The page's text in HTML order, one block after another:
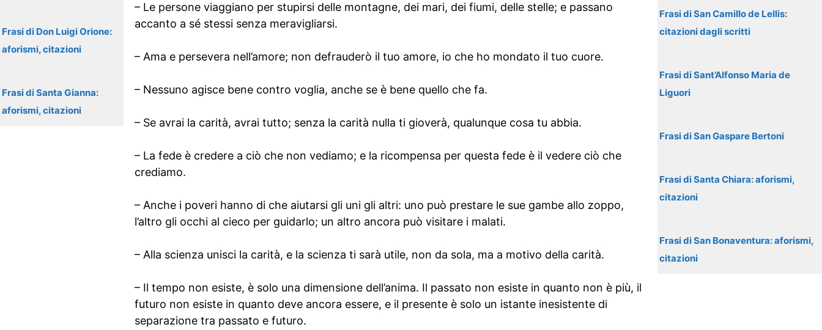
– Le persone viaggiano per stupirsi delle montagne, dei mari, dei fiumi, delle stelle; e passano
accanto a sé stessi senza meravigliarsi.
– Ama e persevera nell’amore; non defrauderò il tuo amore, io che ho mondato il tuo cuore.
– Nessuno agisce bene contro voglia, anche se è bene quello che fa.
– Se avrai la carità, avrai tutto; senza la carità nulla ti gioverà, qualunque cosa tu abbia.
– La fede è credere a ciò che non vediamo; e la ricompensa per questa fede è il vedere ciò che
crediamo.
– Anche i poveri hanno di che aiutarsi gli uni gli altri: uno può prestare le sue gambe allo zoppo,
l’altro gli occhi al cieco per guidarlo; un altro ancora può visitare i malati.
– Alla scienza unisci la carità, e la scienza ti sarà utile, non da sola, ma a motivo della carità.
– Il tempo non esiste, è solo una dimensione dell’anima. Il passato non esiste in quanto non è più, il
futuro non esiste in quanto deve ancora essere, e il presente è solo un istante inesistente di
separazione tra passato e futuro.
Frasi di Don Luigi Orione:
aforismi, citazioni
Frasi di Santa Gianna:
aforismi, citazioni
Frasi di San Camillo de Lellis:
citazioni dagli scritti
Frasi di Sant’Alfonso Maria de
Liguori
Frasi di San Gaspare Bertoni
Frasi di Santa Chiara: aforismi,
citazioni
Frasi di San Bonaventura: aforismi,
citazioni